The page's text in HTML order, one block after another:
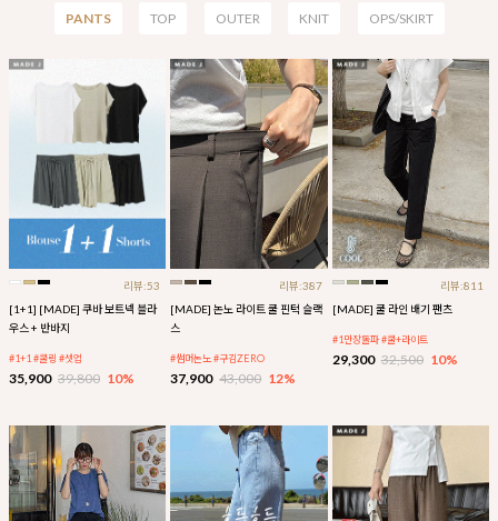
PANTS TOP OUTER KNIT OPS/SKIRT
리뷰:53
[1+1] [MADE] 쿠바 보트넥 블라
우스 + 반바지
#1+1 #쿨링 #셋업
35,900 39,800 10%
리뷰:387
[MADE] 논노 라이트 쿨 핀턱 슬랙
스
#썸머논노 #구김ZERO
37,900 43,000 12%
리뷰:811
[MADE] 쿨 라인 배기 팬츠
#1만장돌파 #쿨+라이트
29,300 32,500 10%